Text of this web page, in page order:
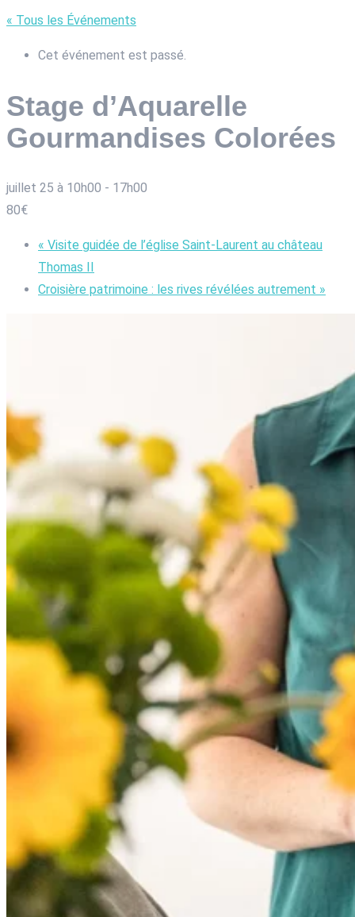
« Tous les Événements
Cet événement est passé.
Stage d’Aquarelle
Gourmandises Colorées
juillet 25 à 10h00 - 17h00
80€
« Visite guidée de l’église Saint-Laurent au château
Thomas II
Croisière patrimoine : les rives révélées autrement »